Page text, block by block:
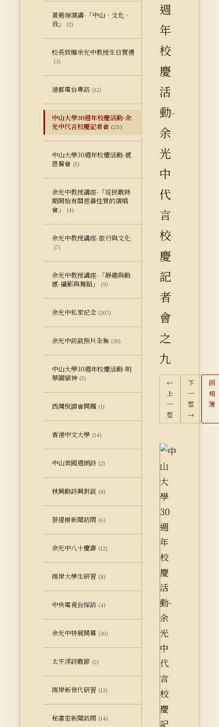
黃碧端演講-「中山‧文化‧
我」
(2)
校長致贈余光中教授生日賀禮
(3)
港都電台專訪 (12)
中山大學30週年校慶活動-余
光中代言校慶記者會 (25)
中山大學30週年校慶活動-感
恩餐會 (5)
余光中教授講座-「從民歌時
期開始有關慈善性質的演唱
會」
(4)
余光中教授講座-旅行與文化
(7)
余光中教授講座-「靜趣與動
感-攝影與舞蹈」
(9)
余光中私家紀念 (207)
余光中訪談照片全集 (30)
中山大學30週年校慶活動-明
華園貓神 (5)
西灣悅讀會開鑼 (1)
香港中文大學 (14)
中山美國週朗詩 (2)
秋興動詩興對談 (8)
菩提樹新聞訪問 (6)
余光中八十慶壽 (12)
兩岸大學生研習 (8)
中央電視台採訪 (4)
余光中特展開幕 (30)
太平洋詩歌節 (2)
兩岸新世代研習 (13)
秘書室新聞訪問 (14)
週
年
校
慶
活
動-
余
光
中
代
言
校
慶
記
者
會
之
九
←
上
一
張
下
一
張
→
回
相
簿